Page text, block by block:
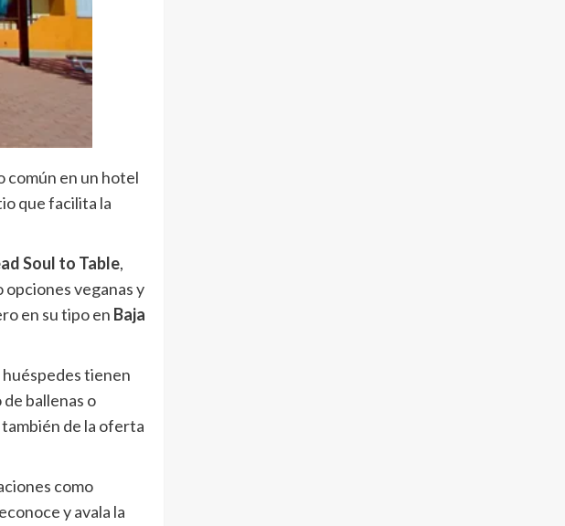
común en un hotel
que facilita la
Soul to Table,
veganas y
en su tipo en Baja
huéspedes tienen
ballenas o
de la oferta
como
y avala la